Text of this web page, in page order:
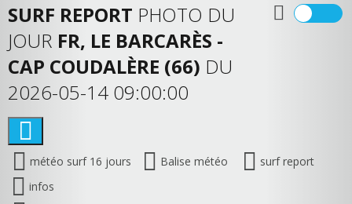
SURF REPORT PHOTO DU
JOUR FR, LE BARCARÈS -
CAP COUDALÈRE (66) DU
2026-05-14 09:00:00
météo surf 16 jours Balise météo
surf report
infos